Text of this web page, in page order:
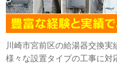
川崎市宮前区の給湯器交換実
様々な設置タイプの工事に対